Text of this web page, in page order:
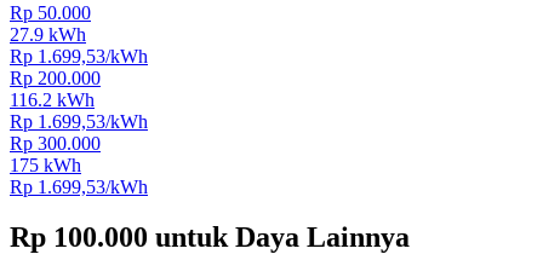
Rp 50.000
27.9 kWh
Rp 1.699,53/kWh
Rp 200.000
116.2 kWh
Rp 1.699,53/kWh
Rp 300.000
175 kWh
Rp 1.699,53/kWh
Rp 100.000 untuk Daya Lainnya